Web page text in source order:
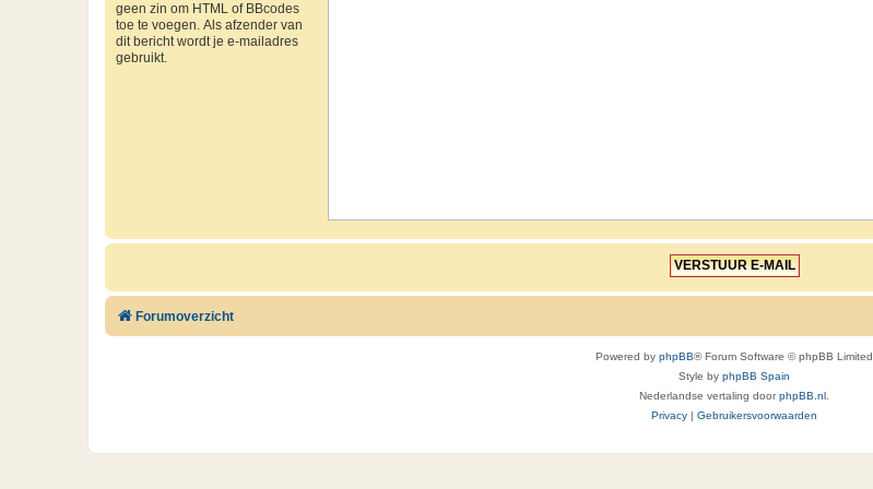
geen zin om HTML of BBcodes
toe te voegen. Als afzender van
dit bericht wordt je e-mailadres
gebruikt.
Forumoverzicht
Powered by phpBB® Forum Software © phpBB Limited
Style by phpBB Spain
Nederlandse vertaling doorphpBB.nl
Privacy | Gebruikersvoorwaarden